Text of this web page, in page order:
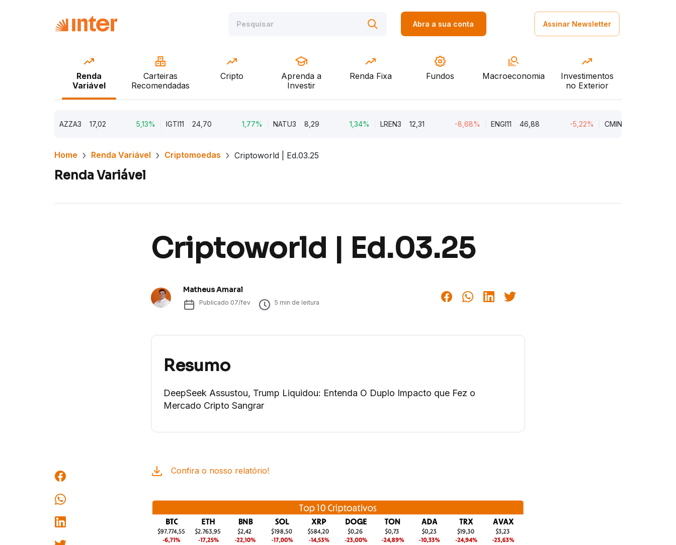
Abra a sua conta Assinar Newsletter
Renda
Variável
Carteiras
Recomendadas
Cripto
Aprenda a
Investir
Renda Fixa Fundos Macroeconomia
Investimentos
no Exterior
17,02 IGTI11 24,70 NATU3 8,29 LREN3 12,31 -8,68% ENGI11 46,88 -5,22% CMIN3 5,45
Home Renda Variável Criptomoedas Criptoworld | Ed.03.25
Renda Variável
Criptoworld | Ed.03.25
Matheus Amaral
Publicado 07/fev 5 min de leitura
Resumo
DeepSeek Assustou, Trump Liquidou: Entenda O Duplo Impacto que Fez o
Mercado Cripto Sangrar
Confira o nosso relatório!